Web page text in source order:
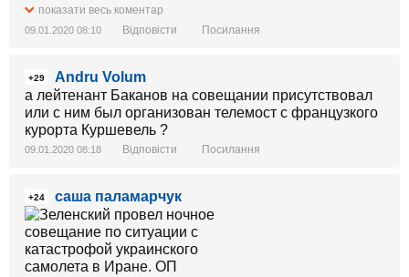
,
или КАКАЯ РА3НИЦА ??....
.
Или счасс покажете яхту пороха , или бякните о
липецкой фабрике ???..
..ю.ю..бююб..
..................
показати весь коментар
09.01.2020 08:10 Відповісти Посилання
+29
Andru Volum
а лейтенант Баканов на совещании присутствовал
или с ним был организован телемост с французкого
курорта Куршевель ?
09.01.2020 08:18 Відповісти Посилання
+24 саша паламарчук